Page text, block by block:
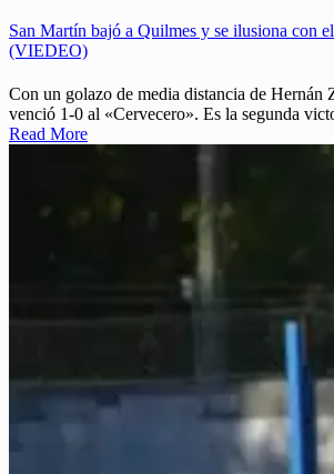
San Martín bajó a Quilmes y se ilusiona con
(VIEDEO)
Con un golazo de media distancia de Hernán
venció 1-0 al «Cervecero». Es la segunda
Read More